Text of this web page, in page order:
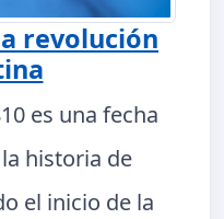
revolución
es una fecha
historia de
el inicio de la